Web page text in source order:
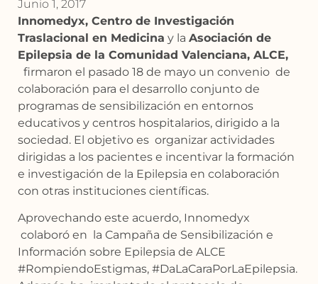
Junio 1, 2017
Innomedyx, Centro de Investigación
Traslacional en Medicina y la Asociación de
Epilepsia de la Comunidad Valenciana, ALCE,
firmaron el pasado 18 de mayo un convenio de
colaboración para el desarrollo conjunto de
programas de sensibilización en entornos
educativos y centros hospitalarios, dirigido a la
sociedad. El objetivo es organizar actividades
dirigidas a los pacientes e incentivar la formación
e investigación de la Epilepsia en colaboración
con otras instituciones científicas.
Aprovechando este acuerdo, Innomedyx
colaboró en la Campaña de Sensibilización e
Información sobre Epilepsia de ALCE
#RompiendoEstigmas, #DaLaCaraPorLaEpilepsia.